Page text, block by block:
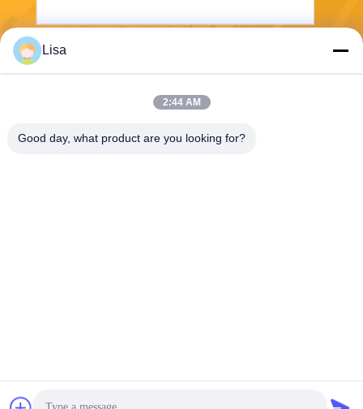
Lisa
2:44 AM
Good day, what product are you looking for?